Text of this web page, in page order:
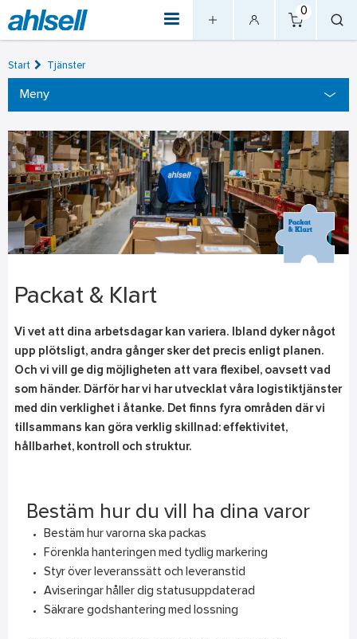
0
Start Tjänster
Meny
Packat & Klart
Vi vet att dina arbetsdagar kan variera. Ibland dyker något
upp plötsligt, andra gånger sker det precis enligt planen.
Och vi vill ge dig möjligheten att vara flexibel, oavsett vad
som händer. Därför har vi har utvecklat våra logistiktjänster
med din verklighet i åtanke. Det finns fyra områden där vi
tillsammans kan göra verklig skillnad: effektivitet,
hållbarhet, kontroll och struktur.
Bestäm hur du vill ha dina varor
Bestäm hur varorna ska packas
Förenkla hanteringen med tydlig markering
Styr över leveranssätt och leveranstid
Aviseringar håller dig statusuppdaterad
Säkrare godshantering med lossning